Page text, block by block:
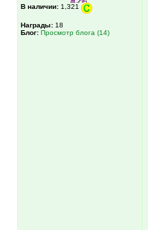
В наличии: 1,321
Награды: 18
Блог: Просмотр блога (14)